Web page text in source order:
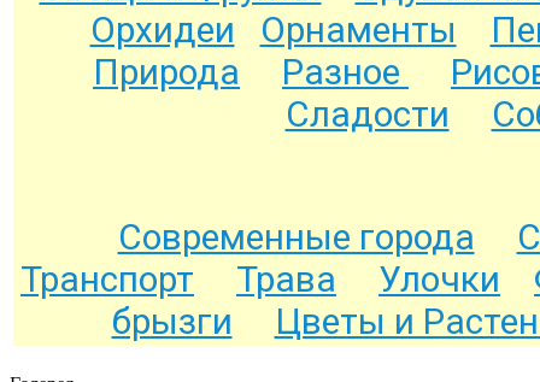
Орхидеи
Орнаменты
Природа
Разное
Сладости
Современные города
Транспорт
Трава Улочки
брызги
Цветы и